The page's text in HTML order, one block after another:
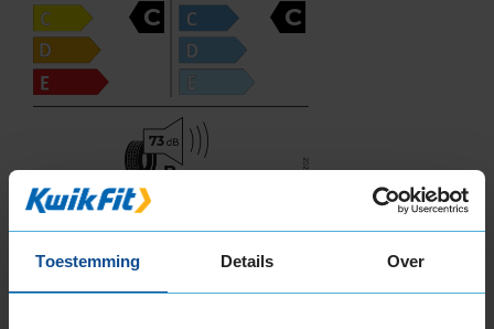
Toestemming Details Over
C C
73
ABC
brandstofefficiëntie-label C, wat overeen komt
met een goede brandstofefficiëntie.